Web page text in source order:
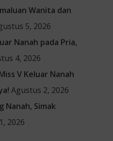
Wanita dan
5, 2026
Nanah pada Pria,
4, 2026
V Keluar Nanah
Agustus 2, 2026
Nanah, Simak
2026